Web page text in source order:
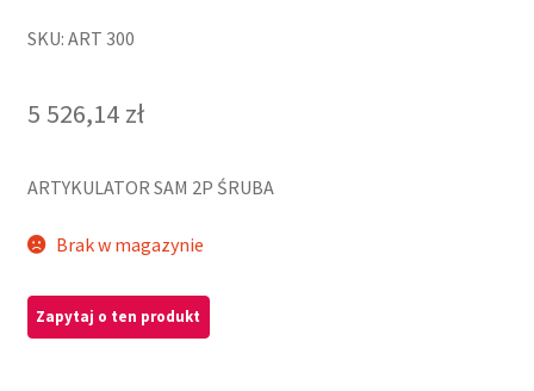
SKU: ART 300
5 526,14 zł
ARTYKULATOR SAM 2P ŚRUBA
Brak w magazynie